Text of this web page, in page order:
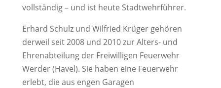
vollständig – und ist heute Stadtwehrführer.
Erhard Schulz und Wilfried Krüger gehören
derweil seit 2008 und 2010 zur Alters- und
Ehrenabteilung der Freiwilligen Feuerwehr
Werder (Havel). Sie haben eine Feuerwehr
erlebt, die aus engen Garagen